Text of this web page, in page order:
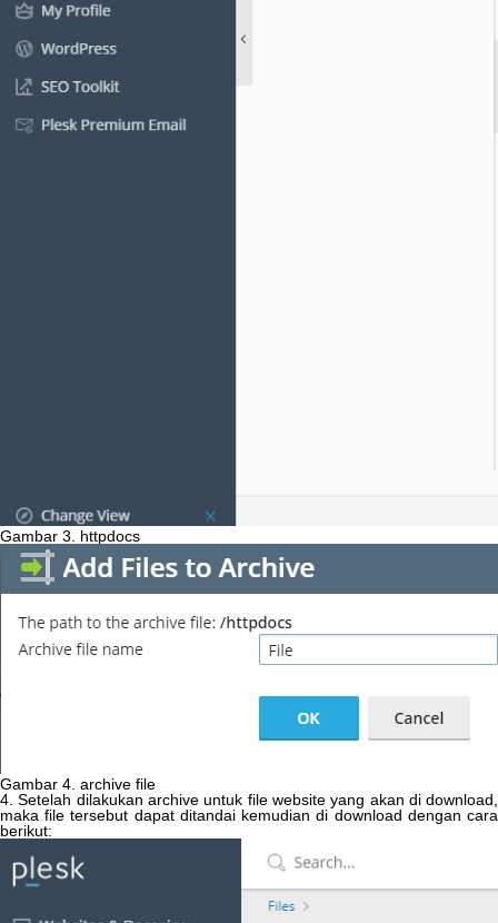
Gambar 3 httpdocs
Gambar 4 archive file
4 Setelah dilakukan archive untuk file website yang akan di download
maka file tersebut dapat ditandai kemudian di download dengan cara
berikut: